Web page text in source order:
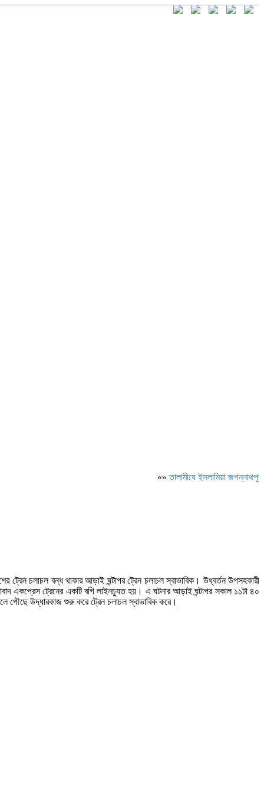
‎তালামীযে ইসলামিয়া জগন্নাথপুর
ট্রেন চলাচল বন্ধ থাকার আড়াই ঘন্টাপর ট্রেন চলাচল স্বাভাবিক। উধ্বর্তন উপসহকারী
একপ্রেস ট্রেনের একটি বগি লাইনচ্যুত হয়। এ ঘটনার আড়াই ঘন্টাপর সকাল ১১টা ৪০
পৌছে উদ্ধারকাজ শুরু করে ট্রেন চলাচল স্বাভাবিক করে।